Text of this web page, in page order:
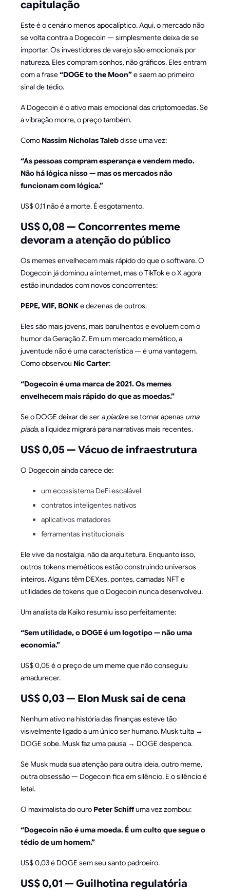
capitulação
Este é o cenário menos apocalíptico. Aqui, o mercado não
se volta contra a Dogecoin — simplesmente deixa de se
importar. Os investidores de varejo são emocionais por
natureza. Eles compram sonhos, não gráficos. Eles entram
com a frase“DOGE to the Moon”e saem ao primeiro
sinal de tédio.
A Dogecoin é o ativo mais emocional das criptomoedas. Se
a vibração morre, o preço também.
Como Nassim Nicholas Talebdisse uma vez:
“As pessoas compram esperança e vendem medo.
Não há lógica nisso — mas os mercados não
funcionam com lógica.”
US$ 0,11 não é a morte. É esgotamento.
US$ 0,08 — Concorrentes meme
devoram a atenção do público
Os memes envelhecem mais rápido do que o software. O
Dogecoin já dominou a internet, mas o TikTok e o X agora
estão inundados com novos concorrentes:
PEPE, WIF, BONKe dezenas de outros.
Eles são mais jovens, mais barulhentos e evoluem com o
humor da Geração Z. Em um mercado memético, a
juventude não é uma característica — é uma vantagem.
Como observou Nic Carter:
“Dogecoin é uma marca de 2021. Os memes
envelhecem mais rápido do que as moedas.”
Se o DOGE deixar de ser a piadae se tornar apenas uma
piada, a liquidez migrará para narrativas mais recentes.
US$ 0,05 — Vácuo de infraestrutura
O Dogecoin ainda carece de:
um ecossistema DeFi escalável
contratos inteligentes nativos
aplicativos matadores
ferramentas institucionais
Ele vive da nostalgia, não da arquitetura. Enquanto isso,
outros tokens meméticos estão construindo universos
inteiros. Alguns têm DEXes, pontes, camadas NFT e
utilidades de tokens que o Dogecoin nunca desenvolveu.
Um analista da Kaiko resumiu isso perfeitamente:
“Sem utilidade, o DOGE é um logotipo — não uma
economia.”
US$ 0,05 é o preço de um meme que não conseguiu
amadurecer.
US$ 0,03 — Elon Musk sai de cena
Nenhum ativo na história das finanças esteve tão
visivelmente ligado a um único ser humano. Musk tuíta →
DOGE sobe. Musk faz uma pausa → DOGE despenca.
Se Musk muda sua atenção para outra ideia, outro meme,
outra obsessão — Dogecoin fica em silêncio. E o silêncio é
letal.
O maximalista do ouro Peter Schiffuma vez zombou:
“Dogecoin não é uma moeda. É um culto que segue o
tédio de um homem.”
US$ 0,03 é DOGE sem seu santo padroeiro.
US$ 0,01 — Guilhotina regulatória